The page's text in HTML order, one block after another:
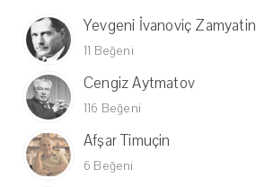
Yevgeni İvanoviç Zamyatin
11 Beğeni
Cengiz Aytmatov
116 Beğeni
Afşar Timuçin
6 Beğeni